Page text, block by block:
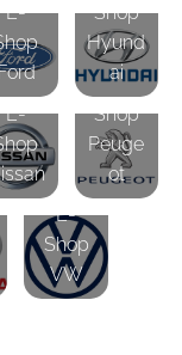
E-
Shop
Hyund
ai
E-
E-
Shop
Peuge
ot
E-
Shop
VW